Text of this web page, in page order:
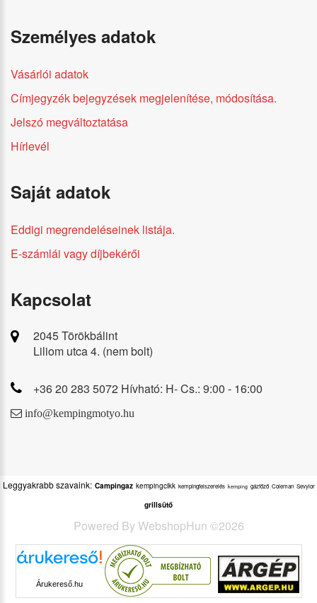
Személyes adatok
Vásárlói adatok
Címjegyzék bejegyzések megjelenítése, módosítása.
Jelszó megváltoztatása
Hírlevél
Saját adatok
Eddigi megrendeléseinek listája.
E-számlái vagy díjbekérői
Kapcsolat
2045 Törökbálint
Liliom utca 4. (nem bolt)
+36 20 283 5072 Hívható: H- Cs.: 9:00 - 16:00
info@kempingmotyo.hu
Leggyakrabb szavaink: Campingaz kempingcikk kempingfelszerelés kemping gázfőző Coleman Sevylor
grillsütő
Powered ByWebshopHun ©2026
Árukereső.hu